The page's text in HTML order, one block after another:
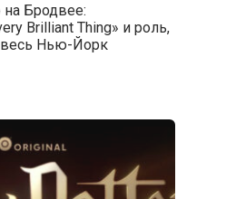
Бродвее:
Brilliant Thing» и роль,
весь Нью-Йорк